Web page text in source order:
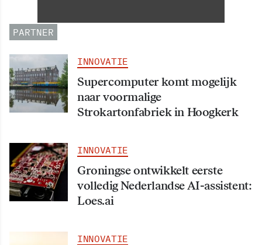
PARTNER
INNOVATIE
Supercomputer komt mogelijk
naar voormalige
Strokartonfabriek in Hoogkerk
INNOVATIE
Groningse ontwikkelt eerste
volledig Nederlandse AI-assistent:
Loes.ai
INNOVATIE